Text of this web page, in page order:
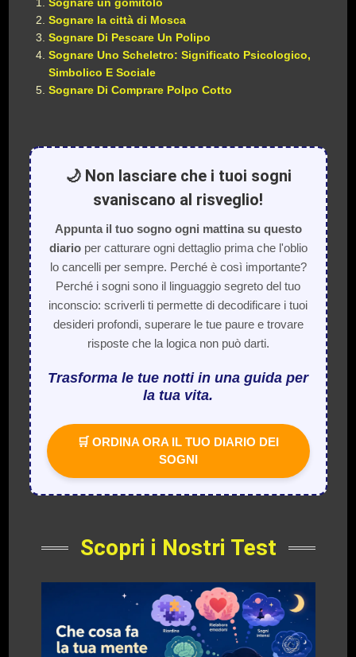
Sognare la città di Mosca
Sognare Di Pescare Un Polipo
Sognare Uno Scheletro: Significato Psicologico,
Simbolico E Sociale
Sognare Di Comprare Polpo Cotto
🌙 Non lasciare che i tuoi sogni
svaniscano al risveglio!
Appunta il tuo sogno ogni mattina su questo
diarioper catturare ogni dettaglio prima che l'oblio
lo cancelli per sempre. Perché è così importante?
Perché i sogni sono il linguaggio segreto del tuo
inconscio: scriverli ti permette di decodificare i tuoi
desideri profondi, superare le tue paure e trovare
risposte che la logica non può darti.
Trasforma le tue notti in una guida per
la tua vita.
🛒 ORDINA ORA IL TUO DIARIO DEI
SOGNI
Scopri i Nostri Test